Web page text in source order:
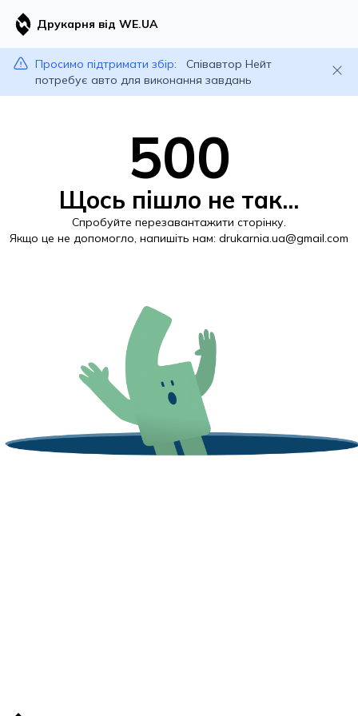
Друкарня від WE.UA
Просимо підтримати збір:
Співавтор Нейт
потребує авто для виконання завдань
500
Щось пішло не так...
Спробуйте перезавантажити сторінку.
Якщо це не допомогло, напишіть нам: drukarnia.ua@gmail.com